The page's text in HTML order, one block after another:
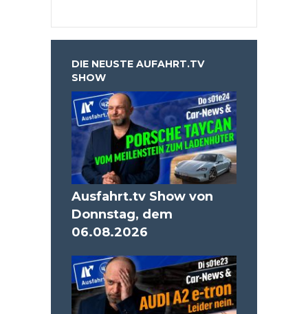
DIE NEUSTE AUFAHRT.TV
SHOW
Ausfahrt.tv Show von
Donnstag, dem
06.08.2026